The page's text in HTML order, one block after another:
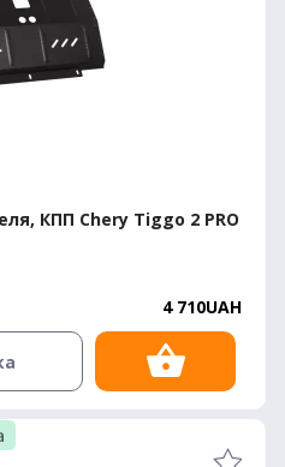
КПП Chery Tiggo 2 PRO
4 710UAH